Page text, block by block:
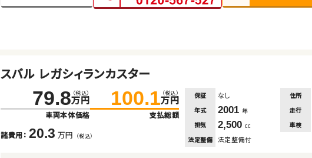
スバル レガシィランカスター
79.8 （税込）
万円
車両本体価格
100.1 （税込）
万円
支払総額
諸費用： 20.3 万円 （税込）
保証 なし 住所
年式 2001 年 走行
排気
2,500 cc 車検
法定整備 法定整備付